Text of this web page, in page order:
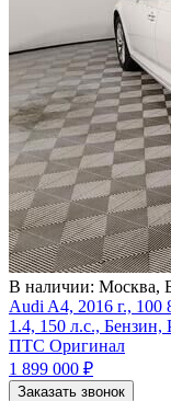
В наличии: Москва,
Audi A4, 2016 г., 100
1.4, 150 л.с.,
ПТС Оригинал
1 899 000 ₽
Заказать звонок